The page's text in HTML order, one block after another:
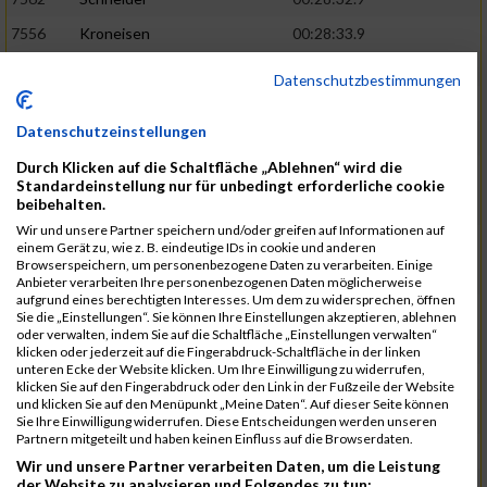
7556
Kroneisen
00:28:33.9
7540
7712
Welter
7670
Hensel
00:29:09.1
7507
Pingen
7730
Planta
00:29:23.6
7641
Heit
00:29:24.1
7682
Klein 00:29:34.6
02:28:48
7732
Samson
00:29:36.6
7544
Faltenbacher
00:29:46.5
7456
Jacobi
00:29:47.1
Lagally
Datenschutzbestimmungen
Datenschutzeinstellungen
Durch Klicken auf die Schaltfläche „Ablehnen“ wird die
Standardeinstellung nur für unbedingt erforderliche cookie
beibehalten.
Wir und unsere Partner speichern und/oder greifen auf Informationen auf
einem Gerät zu, wie z. B. eindeutige IDs in cookie und anderen
Browserspeichern, um personenbezogene Daten zu verarbeiten. Einige
Anbieter verarbeiten Ihre personenbezogenen Daten möglicherweise
aufgrund eines berechtigten Interesses. Um dem zu widersprechen, öffnen
Sie die „Einstellungen“. Sie können Ihre Einstellungen akzeptieren, ablehnen
oder verwalten, indem Sie auf die Schaltfläche „Einstellungen verwalten“
klicken oder jederzeit auf die Fingerabdruck-Schaltfläche in der linken
unteren Ecke der Website klicken. Um Ihre Einwilligung zu widerrufen,
klicken Sie auf den Fingerabdruck oder den Link in der Fußzeile der Website
und klicken Sie auf den Menüpunkt „Meine Daten“. Auf dieser Seite können
Sie Ihre Einwilligung widerrufen. Diese Entscheidungen werden unseren
Partnern mitgeteilt und haben keinen Einfluss auf die Browserdaten.
Wir und unsere Partner verarbeiten Daten, um die Leistung